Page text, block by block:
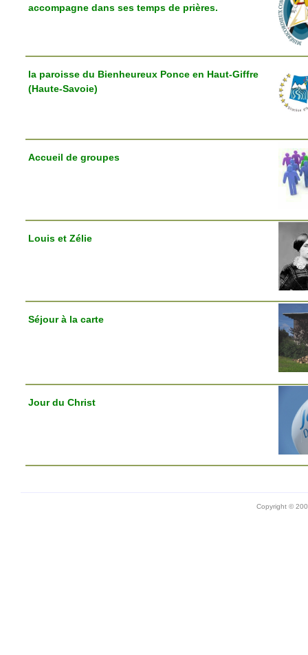
accompagne dans ses temps de prières.
la paroisse du Bienheureux Ponce en Haut-Giffre
(Haute-Savoie)
Accueil de groupes
Louis et Zélie
Séjour à la carte
Jour du Christ
Copyright ©